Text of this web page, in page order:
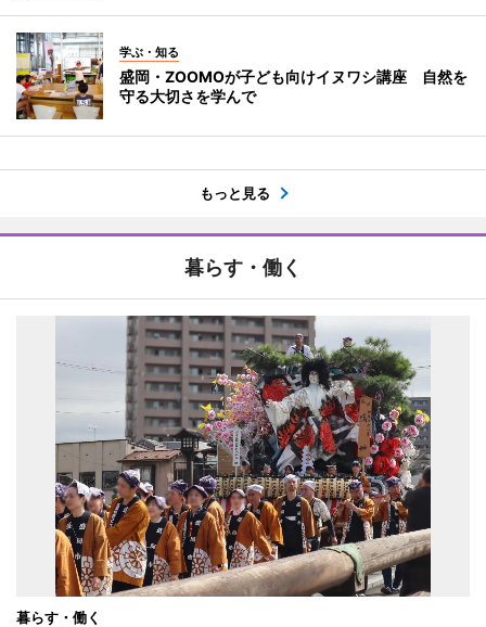
学ぶ・知る
盛岡・ZOOMOが子ども向けイヌワシ講座 自然を
守る大切さを学んで
もっと見る
暮らす・働く
暮らす・働く